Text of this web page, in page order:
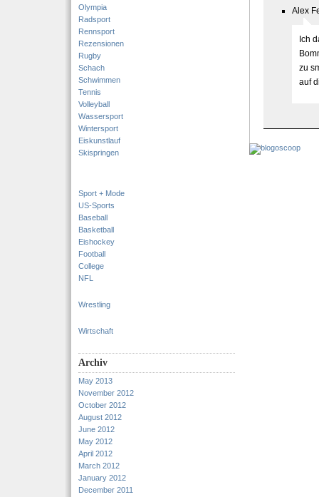
Olympia
Radsport
Rennsport
Rezensionen
Rugby
Schach
Schwimmen
Tennis
Volleyball
Wassersport
Wintersport
Eiskunstlauf
Skispringen
Sport + Mode
US-Sports
Baseball
Basketball
Eishockey
Football
College
NFL
Wrestling
Wirtschaft
Archiv
May 2013
November 2012
October 2012
August 2012
June 2012
May 2012
April 2012
March 2012
January 2012
December 2011
Alex
Ich
zu
auf